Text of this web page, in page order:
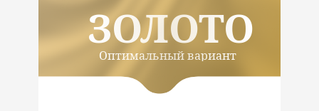
ЗОЛОТО
Оптимальный вариант